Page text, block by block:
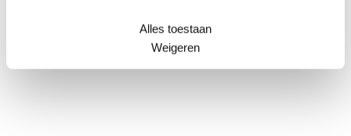
Alles toestaan
Weigeren